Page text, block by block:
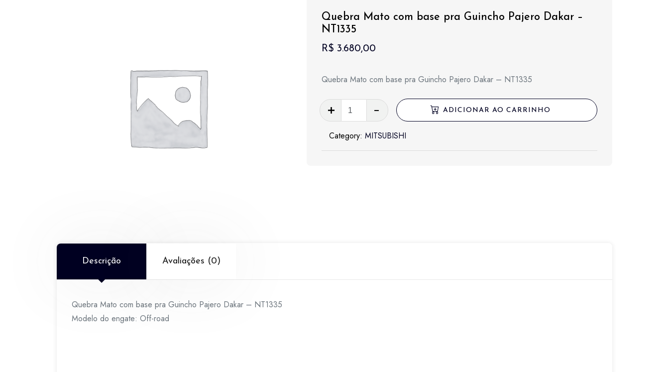
Quebra Mato com base pra Guincho Pajero Dakar –
NT1335
R$ 3.680,00
Quebra Mato com base pra Guincho Pajero Dakar – NT1335
Quebra
Mato
com
ADICIONAR AO CARRINHO
Category:MITSUBISHI
Descrição Avaliações (0)
Quebra Mato com base pra Guincho Pajero Dakar – NT1335
Modelo do engate: Off-road